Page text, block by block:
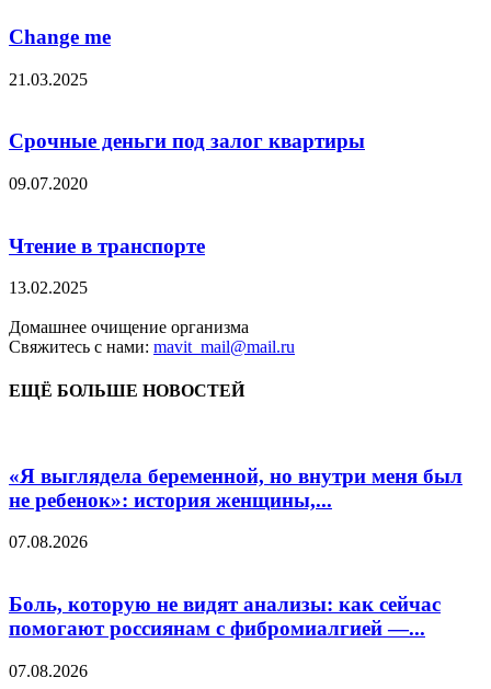
Change me
21.03.2025
Срочные деньги под залог квартиры
09.07.2020
Чтение в транспорте
13.02.2025
Домашнее очищение организма
Свяжитесь с нами: mavit_mail@mail.ru
ЕЩЁ БОЛЬШЕ НОВОСТЕЙ
«Я выглядела беременной, но внутри меня был
не ребенок»: история женщины,...
07.08.2026
Боль, которую не видят анализы: как сейчас
помогают россиянам с фибромиалгией —...
07.08.2026